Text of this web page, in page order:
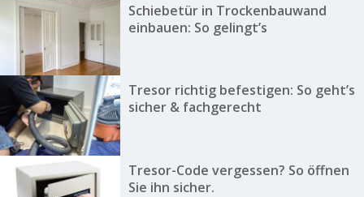
Schiebetür in Trockenbauwand
einbauen: So gelingt’s
Tresor richtig befestigen: So geht’s
sicher & fachgerecht
Tresor-Code vergessen? So öffnen
Sie ihn sicher.